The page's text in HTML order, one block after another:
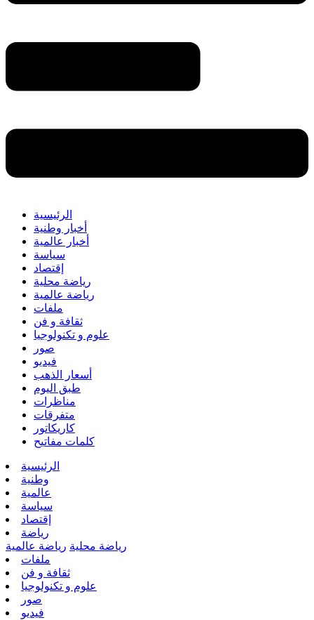
الرئيسية
أخبار وطنية
أخبار عالمية
سياسة
إقتصاد
رياضة محلية
رياضة عالمية
ملفات
ثقافة و فن
علوم و تكنولوجيا
صور
فيديو
أسعار الذهب
طبق اليوم
مناظرات
متفرقات
كاريكاتور
كلمات مفاتيح
الرئيسية
وطنية
عالمية
سياسة
إقتصاد
رياضة
رياضة محلية رياضة عالمية
ملفات
ثقافة و فن
علوم و تكنولوجيا
صور
فيديو